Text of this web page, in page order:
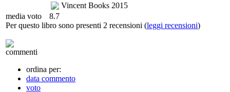
Vincent Books 2015
media voto
8.7
Per questo libro sono presenti 2 recensioni (leggi recensioni)
commenti
ordina per:
data commento
voto